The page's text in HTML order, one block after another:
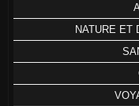
NATURE ET